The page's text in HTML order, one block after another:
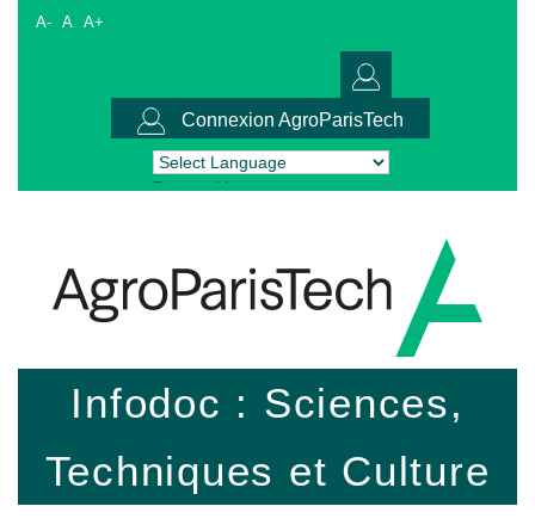
A- A A+
Connexion AgroParisTech
Powered by Translate
Infodoc : Sciences,
Techniques et Culture